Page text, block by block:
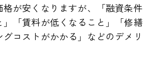
が安くなりますが、「融資条件
「賃料が低くなること」「修繕
コストがかかる」などのデメリ